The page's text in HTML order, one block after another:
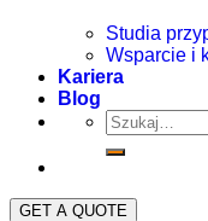
Studia
Wsparcie i
Kariera
Blog
GET A QUOTE